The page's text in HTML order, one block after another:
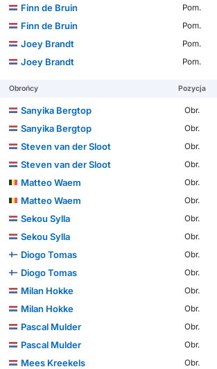
Finn de Bruin
Pom.
Finn de Bruin
Pom.
Joey Brandt
Pom.
Joey Brandt
Pom.
Obrońcy Pozycja
Sanyika Bergtop Obr.
Sanyika Bergtop
Obr.
Steven van der Sloot
Obr.
Steven van der Sloot
Obr.
Matteo Waem
Obr.
Matteo Waem
Obr.
Sekou Sylla
Obr.
Sekou Sylla
Obr.
Diogo Tomas
Obr.
Diogo Tomas
Obr.
Milan Hokke
Obr.
Milan Hokke
Obr.
Pascal Mulder
Obr.
Pascal Mulder
Obr.
Mees Kreekels
Obr.